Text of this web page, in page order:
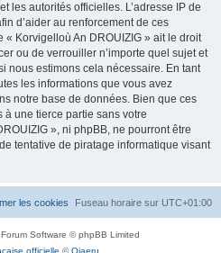
les autorités officielles. L’adresse IP de
d’aider au renforcement de ces
Korvigelloù An DROUIZIG » ait le droit
ou de verrouiller n’importe quel sujet et
nous estimons cela nécessaire. En tant
les informations que vous avez
notre base de données. Bien que ces
une tierce partie sans votre
», ni phpBB, ne pourront être
tentative de piratage informatique visant
Fuseau horaire sur UTC+01:00
les cookies
Software © phpBB Limited
officielle ©Qiaeru